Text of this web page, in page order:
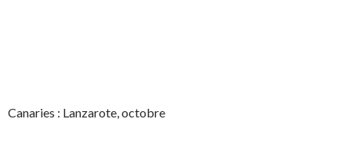
Canaries : Lanzarote, octobre